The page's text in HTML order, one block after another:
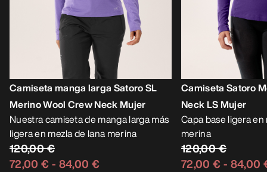
Camiseta manga larga Satoro SL
Merino Wool Crew Neck Mujer
Nuestra camiseta de manga larga más
ligera en mezla de lana merina
120,00 €
72,00 €- 84,00 €
Camiseta Satoro
Neck LS Mujer
Capa base ligera
merina
120,00 €
72,00 €- 84,00